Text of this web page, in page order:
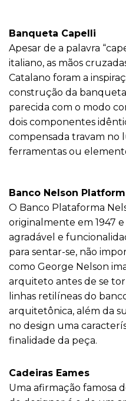
Banqueta Capelli
Apesar de a palavra
italiano, as mãos
Catalano foram a
construção da
parecida com o modo
dois componentes
compensada travam no
ferramentas ou
Banco Nelson Platform
O Banco Plataforma
originalmente em 1947
agradável e
para sentar-se, não
como George Nelson
arquiteto antes de se
linhas retilíneas do
arquitetônica, além da
no design uma
finalidade da peça.
Cadeiras Eames
Uma afirmação famosa